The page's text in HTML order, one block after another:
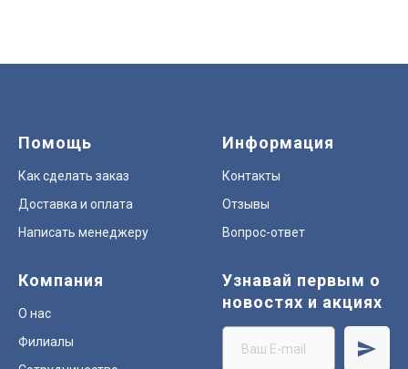
Помощь
Как сделать заказ
Доставка и оплата
Написать менеджеру
Информация
Контакты
Отзывы
Вопрос-ответ
Компания
О нас
Филиалы
Узнавай первым о
новостях и акциях